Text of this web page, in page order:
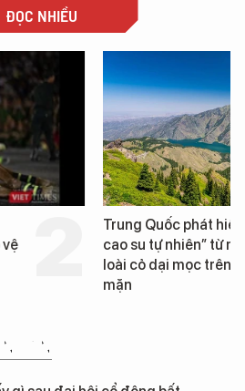
ĐỌC NHIỀU
vệ
Trung Quốc phát hiện
cao su tự nhiên” từ
loài cỏ dại mọc trên
mặn